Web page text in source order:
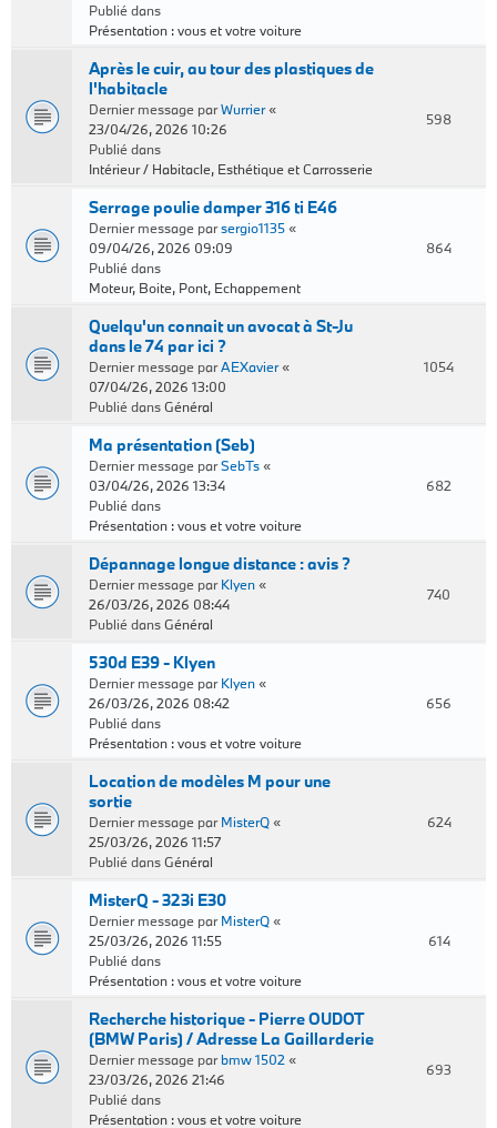
Publié dans
Présentation : vous et votre voiture
Après le cuir, au tour des plastiques de
l'habitacle
Dernier message parWurrier«
23/04/26, 2026 10:26
Publié dans
Intérieur / Habitacle, Esthétique et Carrosserie
598
Serrage poulie damper 316 ti E46
Dernier message parsergio1135«
09/04/26, 2026 09:09
Publié dans
Moteur, Boite, Pont, Echappement
864
Quelqu'un connait un avocat à St-Ju
dans le 74 par ici ?
Dernier message parAEXavier«
07/04/26, 2026 13:00
Publié dansGénéral
1054
Ma présentation (Seb)
Dernier message parSebTs«
03/04/26, 2026 13:34
Publié dans
Présentation : vous et votre voiture
682
Dépannage longue distance : avis ?
Dernier message parKlyen«
26/03/26, 2026 08:44
Publié dansGénéral
740
530d E39 - Klyen
Dernier message parKlyen«
26/03/26, 2026 08:42
Publié dans
Présentation : vous et votre voiture
656
Location de modèles M pour une
sortie
Dernier message parMisterQ«
25/03/26, 2026 11:57
Publié dansGénéral
624
MisterQ - 323i E30
Dernier message parMisterQ«
25/03/26, 2026 11:55
Publié dans
Présentation : vous et votre voiture
614
Recherche historique - Pierre OUDOT
(BMW Paris) / Adresse La Gaillarderie
Dernier message parbmw 1502 «
23/03/26, 2026 21:46
Publié dans
Présentation : vous et votre voiture
693